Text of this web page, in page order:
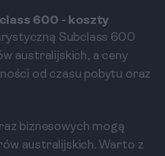
600 - koszty
Subclass 600
australijskich, a ceny
od czasu pobytu oraz
biznesowych mogą
australijskich. Warto z